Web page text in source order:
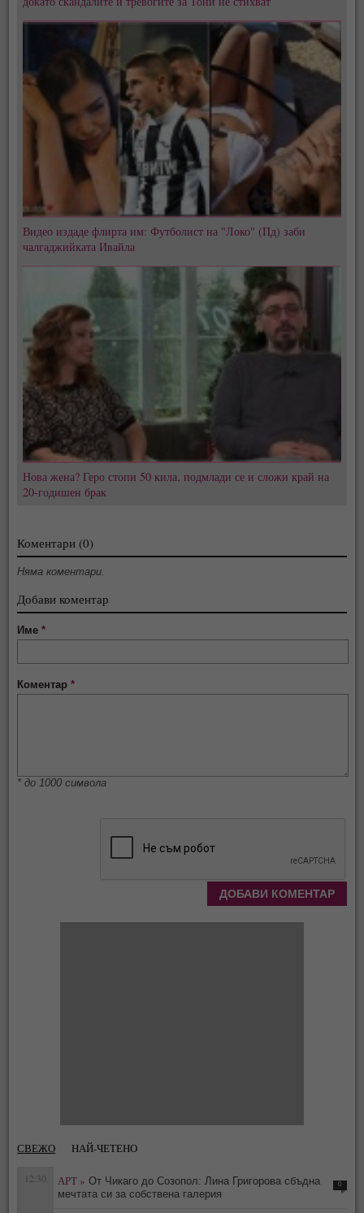
Видео издаде флирта им: Футболист на "Локо" (Пд) заби
чалгаджийката Ивайла
Нова жена? Геро стопи 50 кила, подмлади се и сложи край на
20-годишен брак
Коментари (0)
Няма коментари.
Добави коментар
Име*
Коментар*
* до 1000 символа
СВЕЖО НАЙ-ЧЕТЕНО
12:30 АРТ » От Чикаго до Созопол: Лина Григорова сбъдна
мечтата си за собствена галерия
0